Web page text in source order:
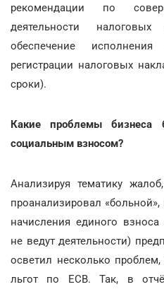
рекомендации по
деятельности
обеспечение
регистрации налоговых
сроки).
Какие проблемы
социальным взносом?
Анализируя тематику
проанализировал
начисления единого
не ведут деятельности)
осветил несколько
льгот по ЕСВ. Так, в